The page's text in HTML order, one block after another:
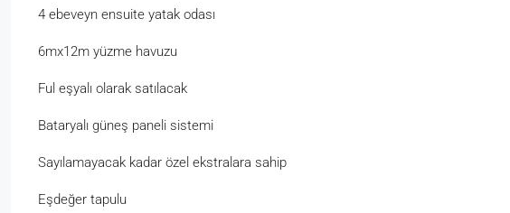
4 ebeveyn ensuite yatak odası
6mx12m yüzme havuzu
Ful eşyalı olarak satılacak
Bataryalı güneş paneli sistemi
Sayılamayacak kadar özel ekstralara sahip
Eşdeğer tapulu